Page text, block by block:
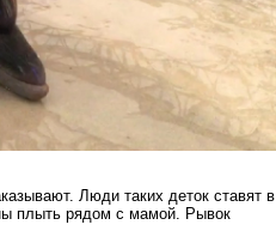
Люди таких деток ставят в
плыть рядом с мамой. Рывок